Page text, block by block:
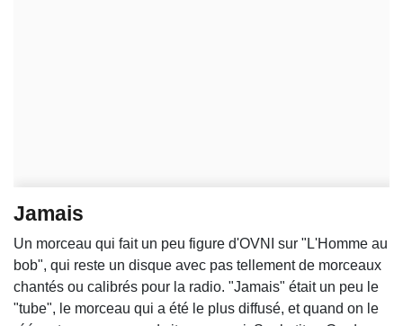
Jamais
Un morceau qui fait un peu figure d'OVNI sur "L'Homme au
bob", qui reste un disque avec pas tellement de morceaux
chantés ou calibrés pour la radio. "Jamais" était un peu le
"tube", le morceau qui a été le plus diffusé, et quand on le